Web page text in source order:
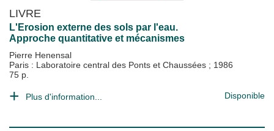
LIVRE
L'Erosion externe des sols par l'eau.
Approche quantitative et mécanismes
Pierre Henensal
Paris : Laboratoire central des Ponts et Chaussées ; 1986
75 p.
Plus d'information... Disponible